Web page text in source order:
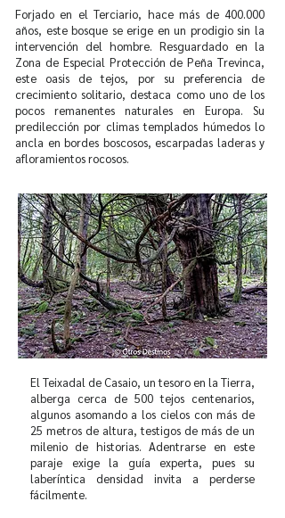
Forjado en el Terciario, hace más de 400.000
años, este bosque se erige en un prodigio sin la
intervención del hombre. Resguardado en la
Zona de Especial Protección de Peña Trevinca,
este oasis de tejos, por su preferencia de
crecimiento solitario, destaca como uno de los
pocos remanentes naturales en Europa. Su
predilección por climas templados húmedos lo
ancla en bordes boscosos, escarpadas laderas y
afloramientos rocosos.
El Teixadal de Casaio, un tesoro en la Tierra,
alberga cerca de 500 tejos centenarios,
algunos asomando a los cielos con más de
25 metros de altura, testigos de más de un
milenio de historias. Adentrarse en este
paraje exige la guía experta, pues su
laberíntica densidad invita a perderse
fácilmente.